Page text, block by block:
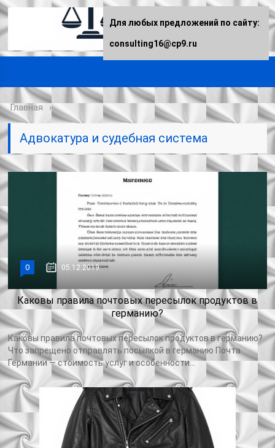
Главная
Адвокатура и судебная система
0 05.12.2019
Каковы правила почтовых пересылок продуктов в
германию?
Каковы правила почтовых пересылок продуктов в германию?
Что запрещено отправлять посылкой в германию Почта
Германии — стоимость услуг и особенности...
Для любых предложений по сайту:
consulting16@cp9.ru